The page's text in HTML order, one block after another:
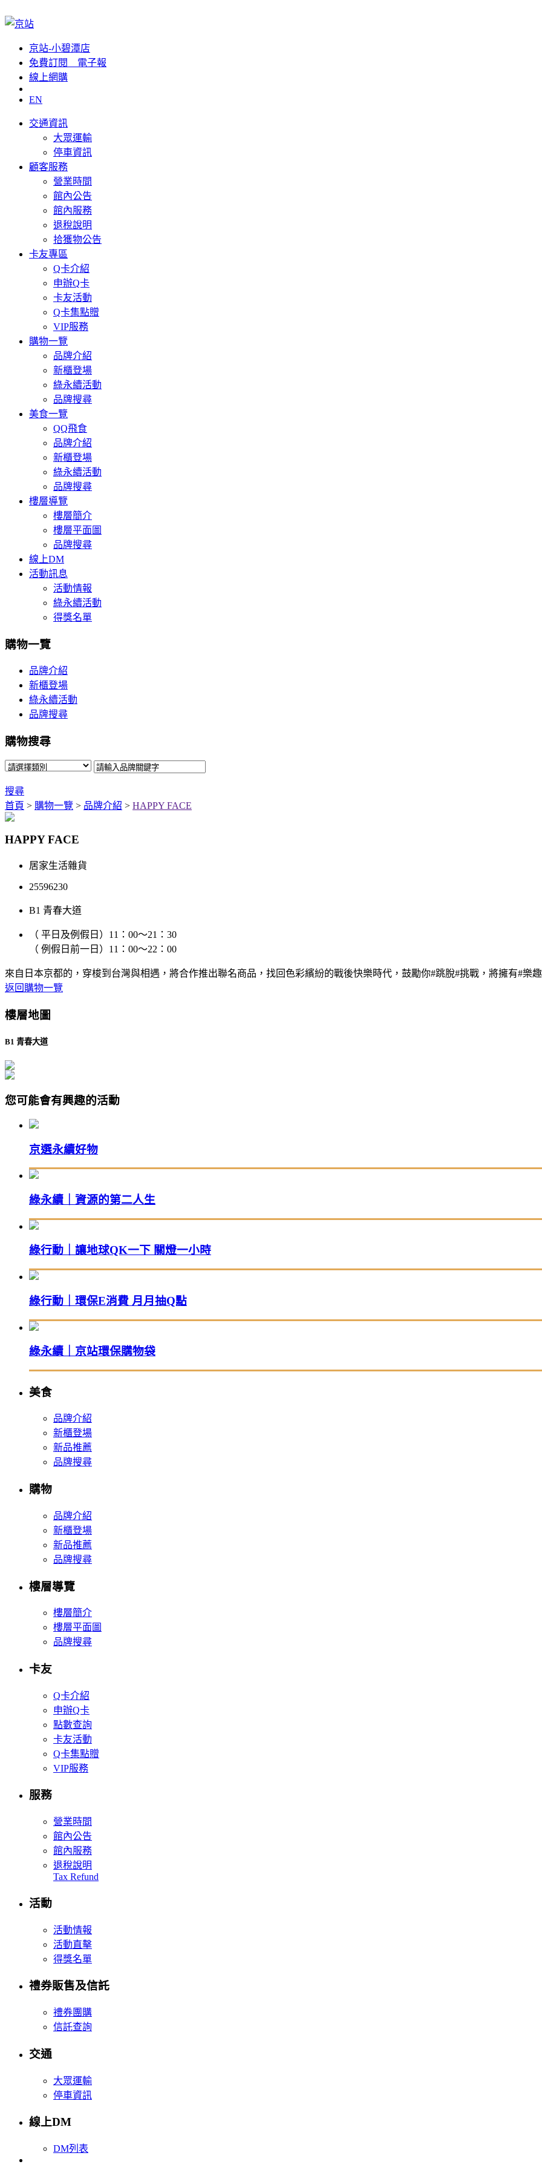
京站-小碧潭店
免費訂閱__電子報
線上網購
EN
交通資訊
大眾運輸
停車資訊
顧客服務
營業時間
館內公告
館內服務
退稅說明
拾獲物公告
卡友專區
Q卡介紹
申辦Q卡
卡友活動
Q卡集點贈
VIP服務
購物一覽
品牌介紹
新櫃登場
綠永續活動
品牌搜尋
美食一覽
QQ飛食
品牌介紹
新櫃登場
綠永續活動
品牌搜尋
樓層導覽
樓層簡介
樓層平面圖
品牌搜尋
線上DM
活動訊息
活動情報
綠永續活動
得獎名單
購物一覽
品牌介紹
新櫃登場
綠永續活動
品牌搜尋
購物搜尋
搜尋
首頁 > 購物一覽 > 品牌介紹 > HAPPY FACE
HAPPY FACE
居家生活雜貨
25596230
B1 青春大道
（ 平日及例假日）11：00～21：30
（ 例假日前一日）11：00～22：00
來自日本京都的 ，穿梭到台灣與相遇，將合作推出聯名商品，找回色彩繽紛的戰後快樂時代，鼓勵你#跳脫#挑戰，將擁有#樂
返回購物一覽
樓層地圖
B1 青春大道
您可能會有興趣的活動
京選永續好物
綠永續｜資源的第二人生
綠行動｜讓地球QK一下 關燈一小時
綠行動｜環保E消費 月月抽Q點
綠永續｜京站環保購物袋
美食
品牌介紹
新櫃登場
新品推薦
品牌搜尋
購物
品牌介紹
新櫃登場
新品推薦
品牌搜尋
樓層導覽
樓層簡介
樓層平面圖
品牌搜尋
卡友
Q卡介紹
申辦Q卡
點數查詢
卡友活動
Q卡集點贈
VIP服務
服務
營業時間
館內公告
館內服務
退稅說明
Tax Refund
活動
活動情報
活動直擊
得獎名單
禮券販售及信託
禮券團購
信託查詢
交通
大眾運輸
停車資訊
線上DM
DM列表